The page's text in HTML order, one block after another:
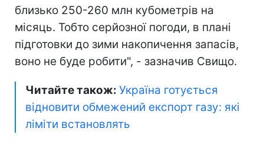
близько 250-260 млн кубометрів на
місяць. Тобто серйозної погоди, в плані
підготовки до зими накопичення запасів,
воно не буде робити", - зазначив Свищо.
Читайте також: Україна готується
відновити обмежений експорт газу: які
ліміти встановлять